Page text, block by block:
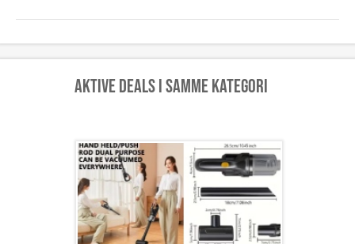
Aktive deals i samme kategori